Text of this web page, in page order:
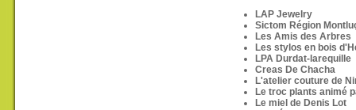
LAP Jewelry
Sictom Région
Les Amis des Arbres
Les stylos en bois
LPA Durdat-larequille
Creas De Chacha
L'atelier couture de
Le troc plants animé
Le miel de Denis Lot